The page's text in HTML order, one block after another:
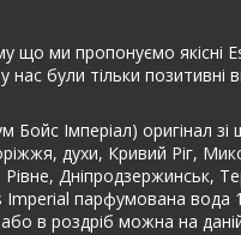
що ми пропонуємо якісні
були тільки позитивні
Імперіал) оригінал
духи, Кривий Ріг,
Дніпродзержинськ,
Imperial парфумована
в роздріб можна на даній